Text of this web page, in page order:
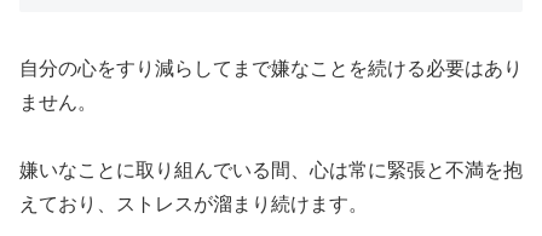
自分の心をすり減らしてまで嫌なことを続ける必要はあり
ません。
嫌いなことに取り組んでいる間、心は常に緊張と不満を抱
えており、ストレスが溜まり続けます。